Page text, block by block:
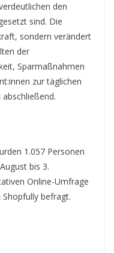
den
sind. Die
sondern verändert
der
Sparmaßnahmen
zur täglichen
1.057 Personen
bis 3.
Online-Umfrage
befragt.